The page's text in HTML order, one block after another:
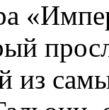
из